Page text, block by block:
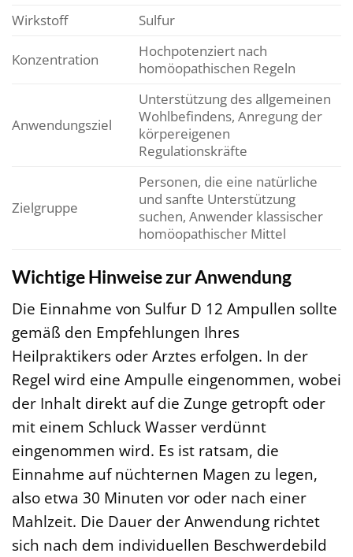
Wirkstoff
Sulfur
Konzentration
Hochpotenziert nach
homöopathischen Regeln
Anwendungsziel
Unterstützung des allgemeinen
Wohlbefindens, Anregung der
körpereigenen
Regulationskräfte
Zielgruppe
Personen, die eine natürliche
und sanfte Unterstützung
suchen, Anwender klassischer
homöopathischer Mittel
Wichtige Hinweise zur Anwendung
Die Einnahme von Sulfur D 12 Ampullen sollte
gemäß den Empfehlungen Ihres
Heilpraktikers oder Arztes erfolgen. In der
Regel wird eine Ampulle eingenommen, wobei
der Inhalt direkt auf die Zunge getropft oder
mit einem Schluck Wasser verdünnt
eingenommen wird. Es ist ratsam, die
Einnahme auf nüchternen Magen zu legen,
also etwa 30 Minuten vor oder nach einer
Mahlzeit. Die Dauer der Anwendung richtet
sich nach dem individuellen Beschwerdebild